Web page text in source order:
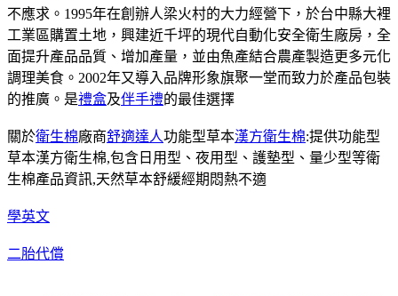
不應求。1995年在創辦人梁火村的大力經營下，於台中縣大裡
工業區購置土地，興建近千坪的現代自動化安全衛生廠房，全
面提升產品品質、增加產量，並由魚產結合農產製造更多元化
調理美食。2002年又導入品牌形象旗聚一堂而致力於產品包裝
的推廣。是禮盒及伴手禮的最佳選擇
關於衛生棉廠商舒適達人功能型草本漢方衛生棉:提供功能型
草本漢方衛生棉,包含日用型、夜用型、護墊型、量少型等衛
生棉產品資訊,天然草本舒緩經期悶熱不適
學英文
二胎代償